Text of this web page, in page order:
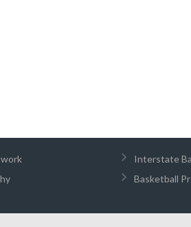
Interstate
Basketball